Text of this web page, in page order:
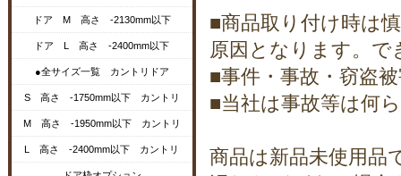
ドア M 高さ -2130mm以下
ドア L 高さ -2400mm以下
●全サイズ一覧 カントリドア
S 高さ -1750mm以下 カントリ
M 高さ -1950mm以下 カントリ
L 高さ -2400mm以下 カントリ
■商品取り付け時は
原因となります。で
■事件・事故・窃盗
■当社は事故等は何
商品は新品未使用品